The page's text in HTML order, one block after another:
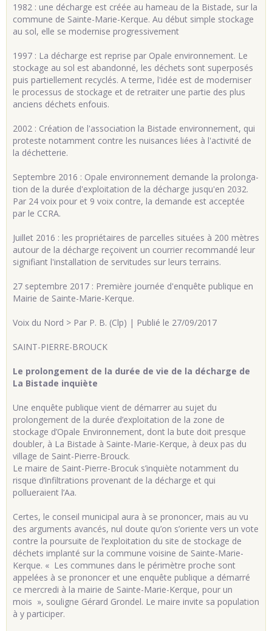
1982 : une dé­charge est créée au ha­meau de la Bis­tade, sur la
com­mune de Sainte-Ma­rie-Kerque. Au début simple sto­ckage
au sol, elle se mo­der­nise pro­gres­si­ve­ment
1997 : La dé­charge est re­prise par Opale en­vi­ron­ne­ment. Le
sto­ckage au sol est aban­donné, les dé­chets sont su­per­po­sés
puis par­tiel­le­ment re­cy­clés. A terme, l'idée est de mo­der­ni­ser
le pro­ces­sus de sto­ckage et de re­trai­ter une par­tie des plus
an­ciens dé­chets en­fouis.
2002 : Créa­tion de l'as­so­cia­tion la Bis­tade en­vi­ron­ne­ment, qui
pro­teste no­tam­ment contre les nui­sances liées à l'ac­ti­vité de
la dé­chet­te­rie.
Sep­tembre 2016 : Opale en­vi­ron­ne­ment de­mande la pro­lon­ga­
tion de la durée d'ex­ploi­ta­tion de la dé­charge jus­qu'en 2032.
Par 24 voix pour et 9 voix contre, la de­mande est ac­cep­tée
par le CCRA.
Juillet 2016 : les pro­prié­taires de par­celles si­tuées à 200 mètres
au­tour de la dé­charge re­çoivent un cour­rier re­com­mandé leur
si­gni­fiant l'ins­tal­la­tion de ser­vi­tudes sur leurs ter­rains.
27 sep­tembre 2017 : Pre­mière jour­née d'en­quête pu­blique en
Mai­rie de Sainte-Ma­rie-Kerque.
Voix du Nord > Par P. B. (Clp) | Publié le 27/09/2017
SAINT-PIERRE-BROUCK
Le prolongement de la durée de vie de la décharge de
La Bistade inquiète
Une enquête publique vient de démarrer au sujet du
prolongement de la durée d’exploitation de la zone de
stockage d’Opale Environnement, dont la bute doit presque
doubler, à La Bistade à Sainte-Marie-Kerque, à deux pas du
village de Saint-Pierre-Brouck.
Le maire de Saint-Pierre-Brocuk s’inquiète notamment du
risque d’infiltrations provenant de la décharge et qui
pollueraient l’Aa.
Certes, le conseil municipal aura à se prononcer, mais au vu
des arguments avancés, nul doute qu’on s’oriente vers un vote
contre la poursuite de l’exploitation du site de stockage de
déchets implanté sur la commune voisine de Sainte-Marie-
Kerque. « Les communes dans le périmètre proche sont
appelées à se prononcer et une enquête publique a démarré
ce mercredi à la mairie de Sainte-Marie-Kerque, pour un
mois », souligne Gérard Grondel. Le maire invite sa population
à y participer.